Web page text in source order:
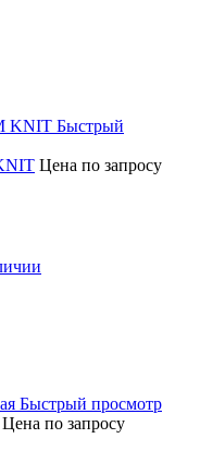
Быстрый
Цена по запросу
Быстрый просмотр
Цена по запросу